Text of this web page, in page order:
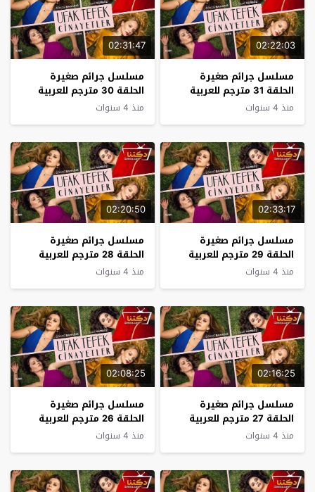
02:22:03
مسلسل جرائم صغيرة
الحلقة 31 مترجم للعربية
منذ 4 سنوات
02:31:47
مسلسل جرائم صغيرة
الحلقة 30 مترجم للعربية
منذ 4 سنوات
02:33:17
مسلسل جرائم صغيرة
الحلقة 29 مترجم للعربية
منذ 4 سنوات
02:20:50
مسلسل جرائم صغيرة
الحلقة 28 مترجم للعربية
منذ 4 سنوات
02:16:25
مسلسل جرائم صغيرة
الحلقة 27 مترجم للعربية
منذ 4 سنوات
02:08:25
مسلسل جرائم صغيرة
الحلقة 26 مترجم للعربية
منذ 4 سنوات